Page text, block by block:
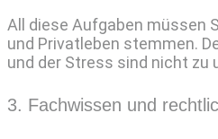
All diese Aufgaben müssen
und Privatleben stemmen.
und der Stress sind nicht zu
3. Fachwissen und